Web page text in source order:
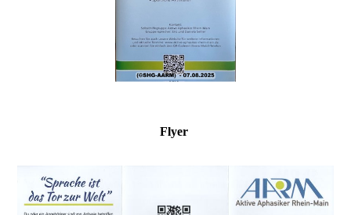
Flyer